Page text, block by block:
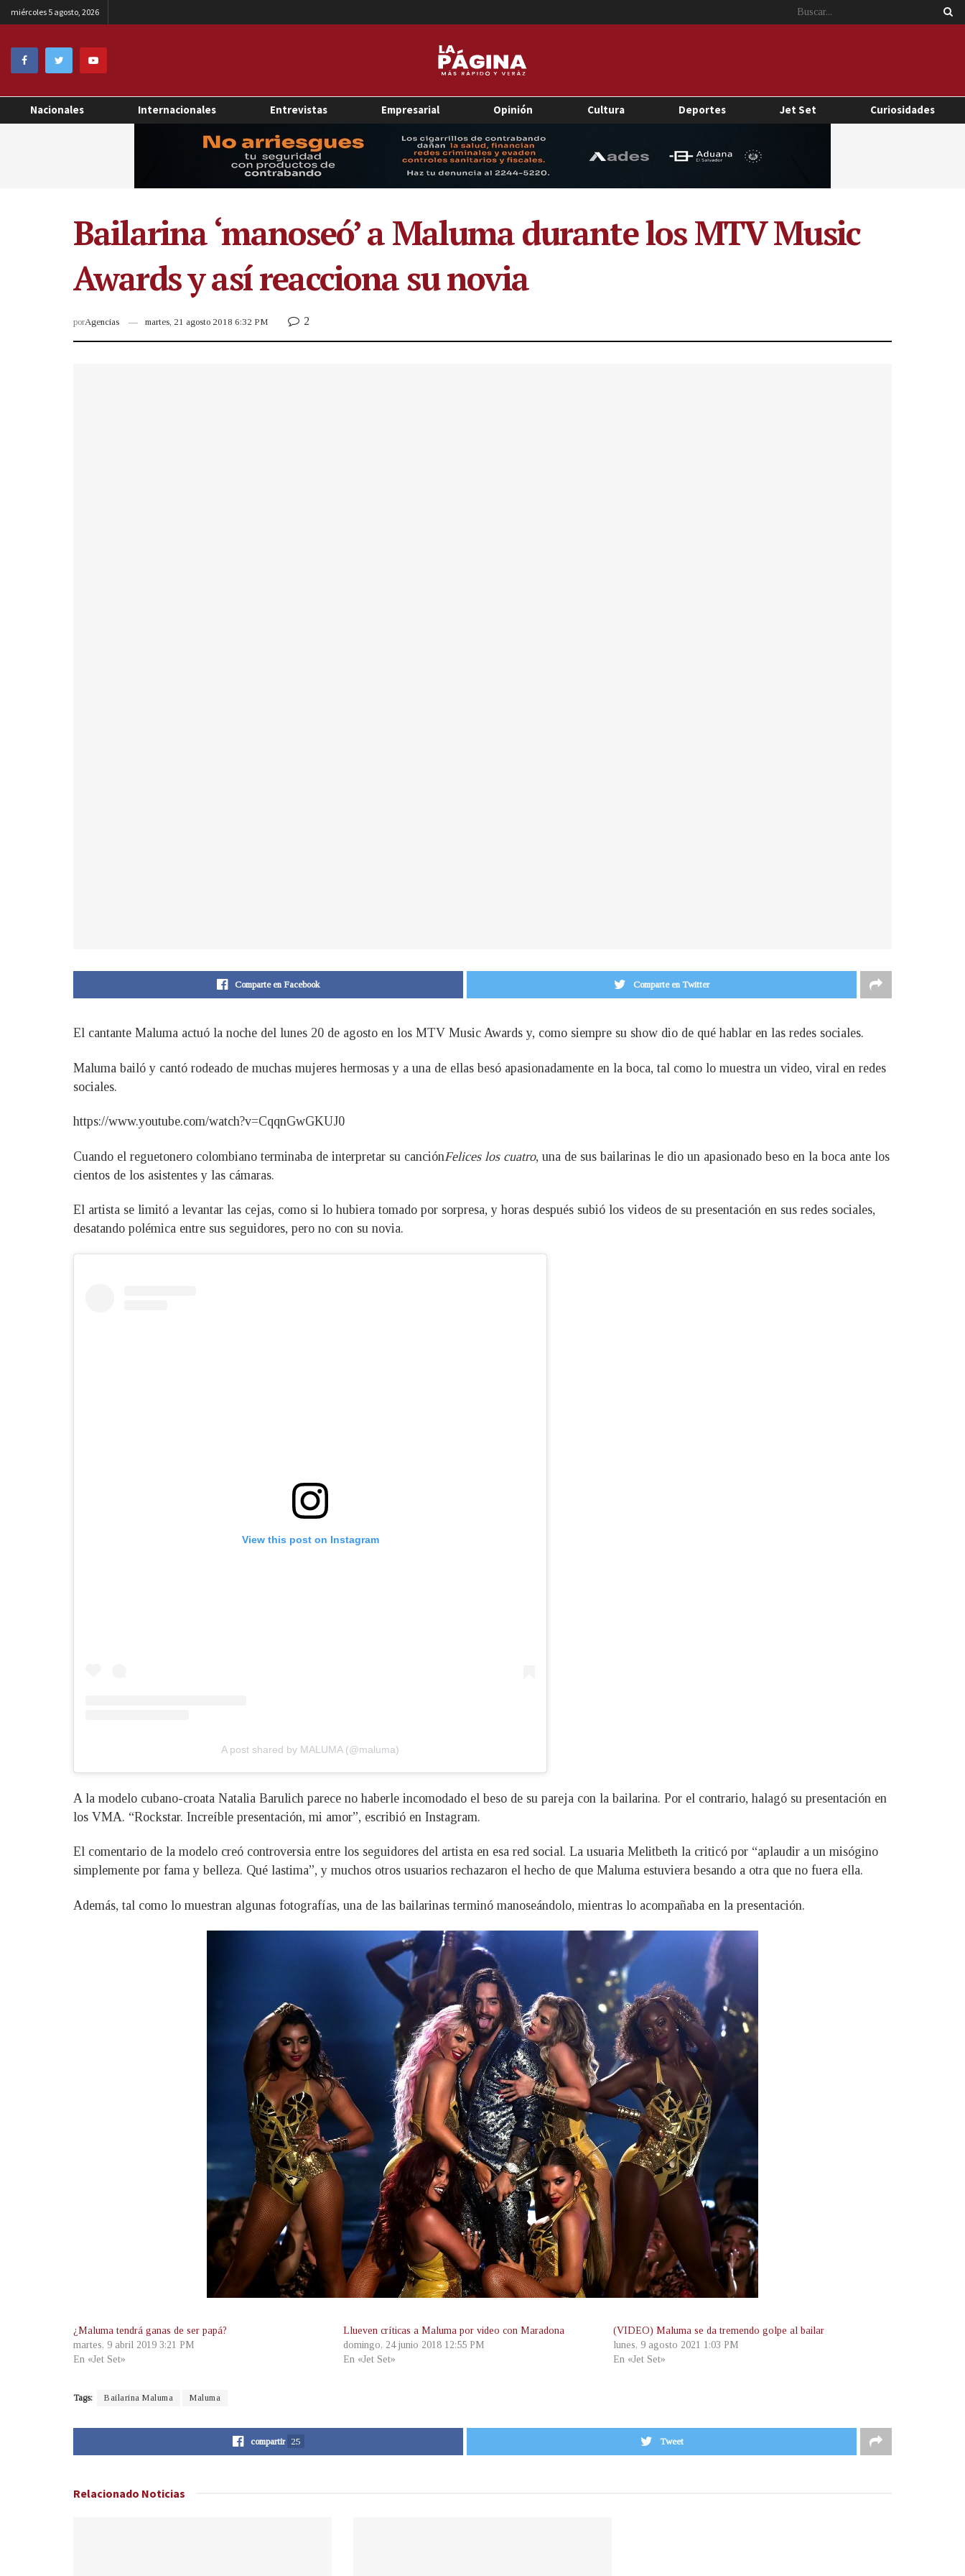
miércoles 5 agosto, 2026
Nacionales Internacionales Entrevistas Empresarial Opinión Cultura Deportes Jet Set Curiosidades
Bailarina ‘manoseó’ a Maluma durante los MTV Music
Awards y así reacciona su novia
porAgencias martes, 21 agosto 2018 6:32 PM 2
Comparte en Facebook Comparte en Twitter
El cantante Maluma actuó la noche del lunes 20 de agosto en los MTV Music Awards y, como siempre su show dio de qué hablar en las redes sociales.
Maluma bailó y cantó rodeado de muchas mujeres hermosas y a una de ellas besó apasionadamente en la boca, tal como lo muestra un video, viral en redes
sociales.
https://www.youtube.com/watch?v=CqqnGwGKUJ0
Cuando el reguetonero colombiano terminaba de interpretar su canciónFelices los cuatro, una de sus bailarinas le dio un apasionado beso en la boca ante los
cientos de los asistentes y las cámaras.
El artista se limitó a levantar las cejas, como si lo hubiera tomado por sorpresa, y horas después subió los videos de su presentación en sus redes sociales,
desatando polémica entre sus seguidores, pero no con su novia.
View this post on Instagram
A post shared by MALUMA (@maluma)
A la modelo cubano-croata Natalia Barulich parece no haberle incomodado el beso de su pareja con la bailarina. Por el contrario, halagó su presentación en
los VMA. “Rockstar. Increíble presentación, mi amor”, escribió en Instagram.
El comentario de la modelo creó controversia entre los seguidores del artista en esa red social. La usuaria Melitbeth la criticó por “aplaudir a un misógino
simplemente por fama y belleza. Qué lastima”, y muchos otros usuarios rechazaron el hecho de que Maluma estuviera besando a otra que no fuera ella.
Además, tal como lo muestran algunas fotografías, una de las bailarinas terminó manoseándolo, mientras lo acompañaba en la presentación.
¿Maluma tendrá ganas de ser papá?
martes, 9 abril 2019 3:21 PM
En «Jet Set»
Llueven críticas a Maluma por video con Maradona
domingo, 24 junio 2018 12:55 PM
En «Jet Set»
(VIDEO) Maluma se da tremendo golpe al bailar
lunes, 9 agosto 2021 1:03 PM
En «Jet Set»
Tags: Bailarina Maluma Maluma
compartir 25 Tweet
Relacionado Noticias